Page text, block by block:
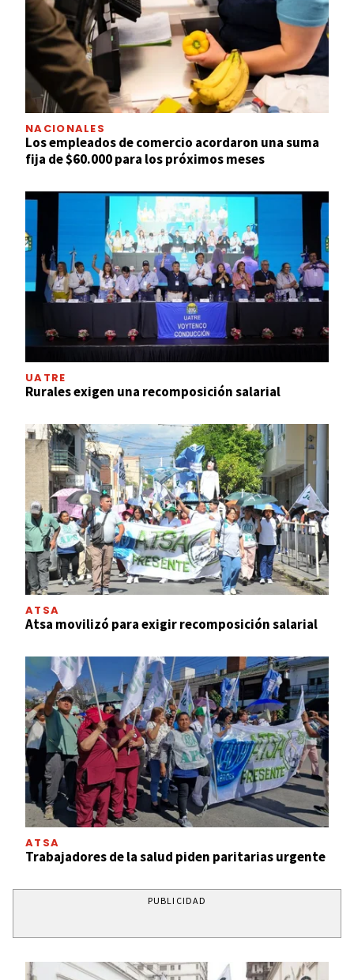
NACIONALES
Los empleados de comercio acordaron una suma
fija de $60.000 para los próximos meses
UATRE
Rurales exigen una recomposición salarial
ATSA
Atsa movilizó para exigir recomposición salarial
ATSA
Trabajadores de la salud piden paritarias urgente
PUBLICIDAD